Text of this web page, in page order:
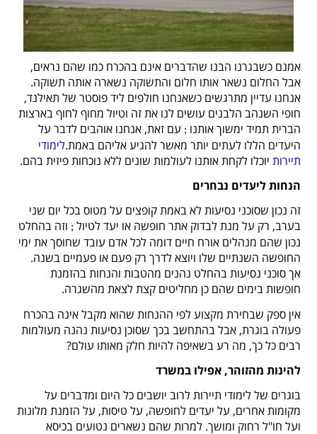
אמנם כשבגרנו הבנו שהדברים אינם בהכרח כמו שהם נראים,
אבל החלום נשאר אותו חלום והתשוקה נשארה אותה תשוקה.
אנחנו עדיין מתרגשים כשאנחנו חולפים ליד פוסטר של תאילנד,
חופי השנהב הלבנים עושים לנו את זה וטיול מחוף לחוף בארצות
הברית תמיד ימשוך אותנו ; עם זאת, אנחנו אוהבים לדבר על
היעדים הללו לעתים יותר מאשר להגיע אליהם באמת.לימודי
תיירות יוכלו לקחת אותנו לעולמות שונים ללא נוכחות פיזית בהם.
הנחות ליעדים נבחרים
זה נכון שסוכני נסיעות לא באמת קופצים על מטוס בכל יום שני
בערב, רק על מנת לבדוק אתר חופשה או יעד לטיול ; וזה בהחלט
נכון שהם מנהלים אורח חיים דומה לכל אדם עובד שחוסך את ימי
החופשה השנתיים שלו ויוצא לדרך רק פעם או פעמיים בשנה.
אך סוכני נסיעות בהחלט נהנים מהטבות והנחות בהזמנת
חופשות בימים שהם כן מחליטים קצת לצאת מהשגרה.
אין ספק שבחירת מקצוע לפי ההנחות שהוא מקבל אינה בהכרח
פעולה בוגרת, אבל בהתחשב בכך שסוכן נסיעות נהנה מעולמות
רבים כל כך, מה רע בשאיפה להיות חלק מאותו עולם?
להינות מהזוהר, אפילו במשרד
בוגרים של לימודי תיירות לרוב יושבים כל היום ומדברים על
מקומות אחרים, על יעדים לחופשה, על טיסות, על הזמנת מלונות
ועל חו"ל רחוק ומושך. למרות שהם נשארים נטועים בכיסא